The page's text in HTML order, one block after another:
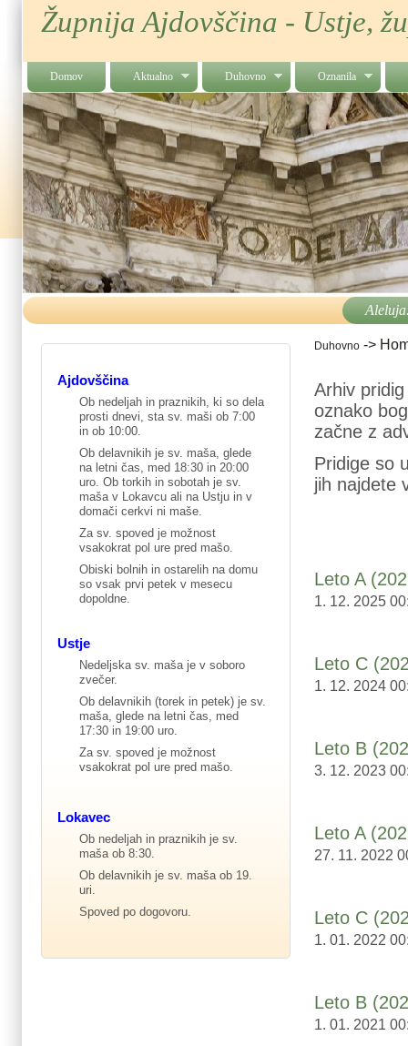
Župnija Ajdovščina - Ustje,
Domov Aktualno Duhovno Oznanila
Duhovno ->
Arhiv
oznako
začne z
Pridige so
jih najdete
Leto A
1. 12. 2025
Leto C
1. 12. 2024
Leto B
3. 12. 2023
Leto A
27. 11. 2022
Leto C
1. 01. 2022
Leto B
1. 01. 2021
Ajdovščina
Ob nedeljah in praznikih, ki so dela
prosti dnevi, sta sv. maši ob 7:00
in ob 10:00.
Ob delavnikih je sv. maša, glede
na letni čas, med 18:30 in 20:00
uro. Ob torkih in sobotah je sv.
maša v Lokavcu ali na Ustju in v
domači cerkvi ni maše.
Za sv. spoved je možnost
vsakokrat pol ure pred mašo.
Obiski bolnih in ostarelih na domu
so vsak prvi petek v mesecu
dopoldne.
Ustje
Nedeljska sv. maša je v soboro
zvečer.
Ob delavnikih (torek in petek) je sv.
maša, glede na letni čas, med
17:30 in 19:00 uro.
Za sv. spoved je možnost
vsakokrat pol ure pred mašo.
Lokavec
Ob nedeljah in praznikih je sv.
maša ob 8:30.
Ob delavnikih je sv. maša ob 19.
uri.
Spoved po dogovoru.